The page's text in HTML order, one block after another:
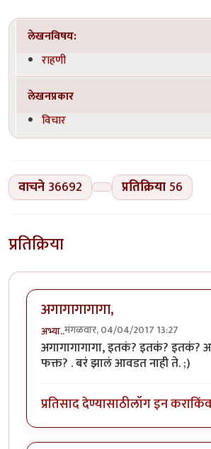
लेखनविषय:
राहणी
लेखनप्रकार
विचार
वाचने 36692 प्रतिक्रिया56
प्रतिक्रिया
अगागागागागा,
अभ्या..मंगळवार, 04/04/2017 13:27
अगागागागागा, इतकं? इतकं? इतकं?
फक्त? . बरं झालं आवडत नाही ते. ;)
प्रतिसाद देण्यासाठीलॉग इन करा